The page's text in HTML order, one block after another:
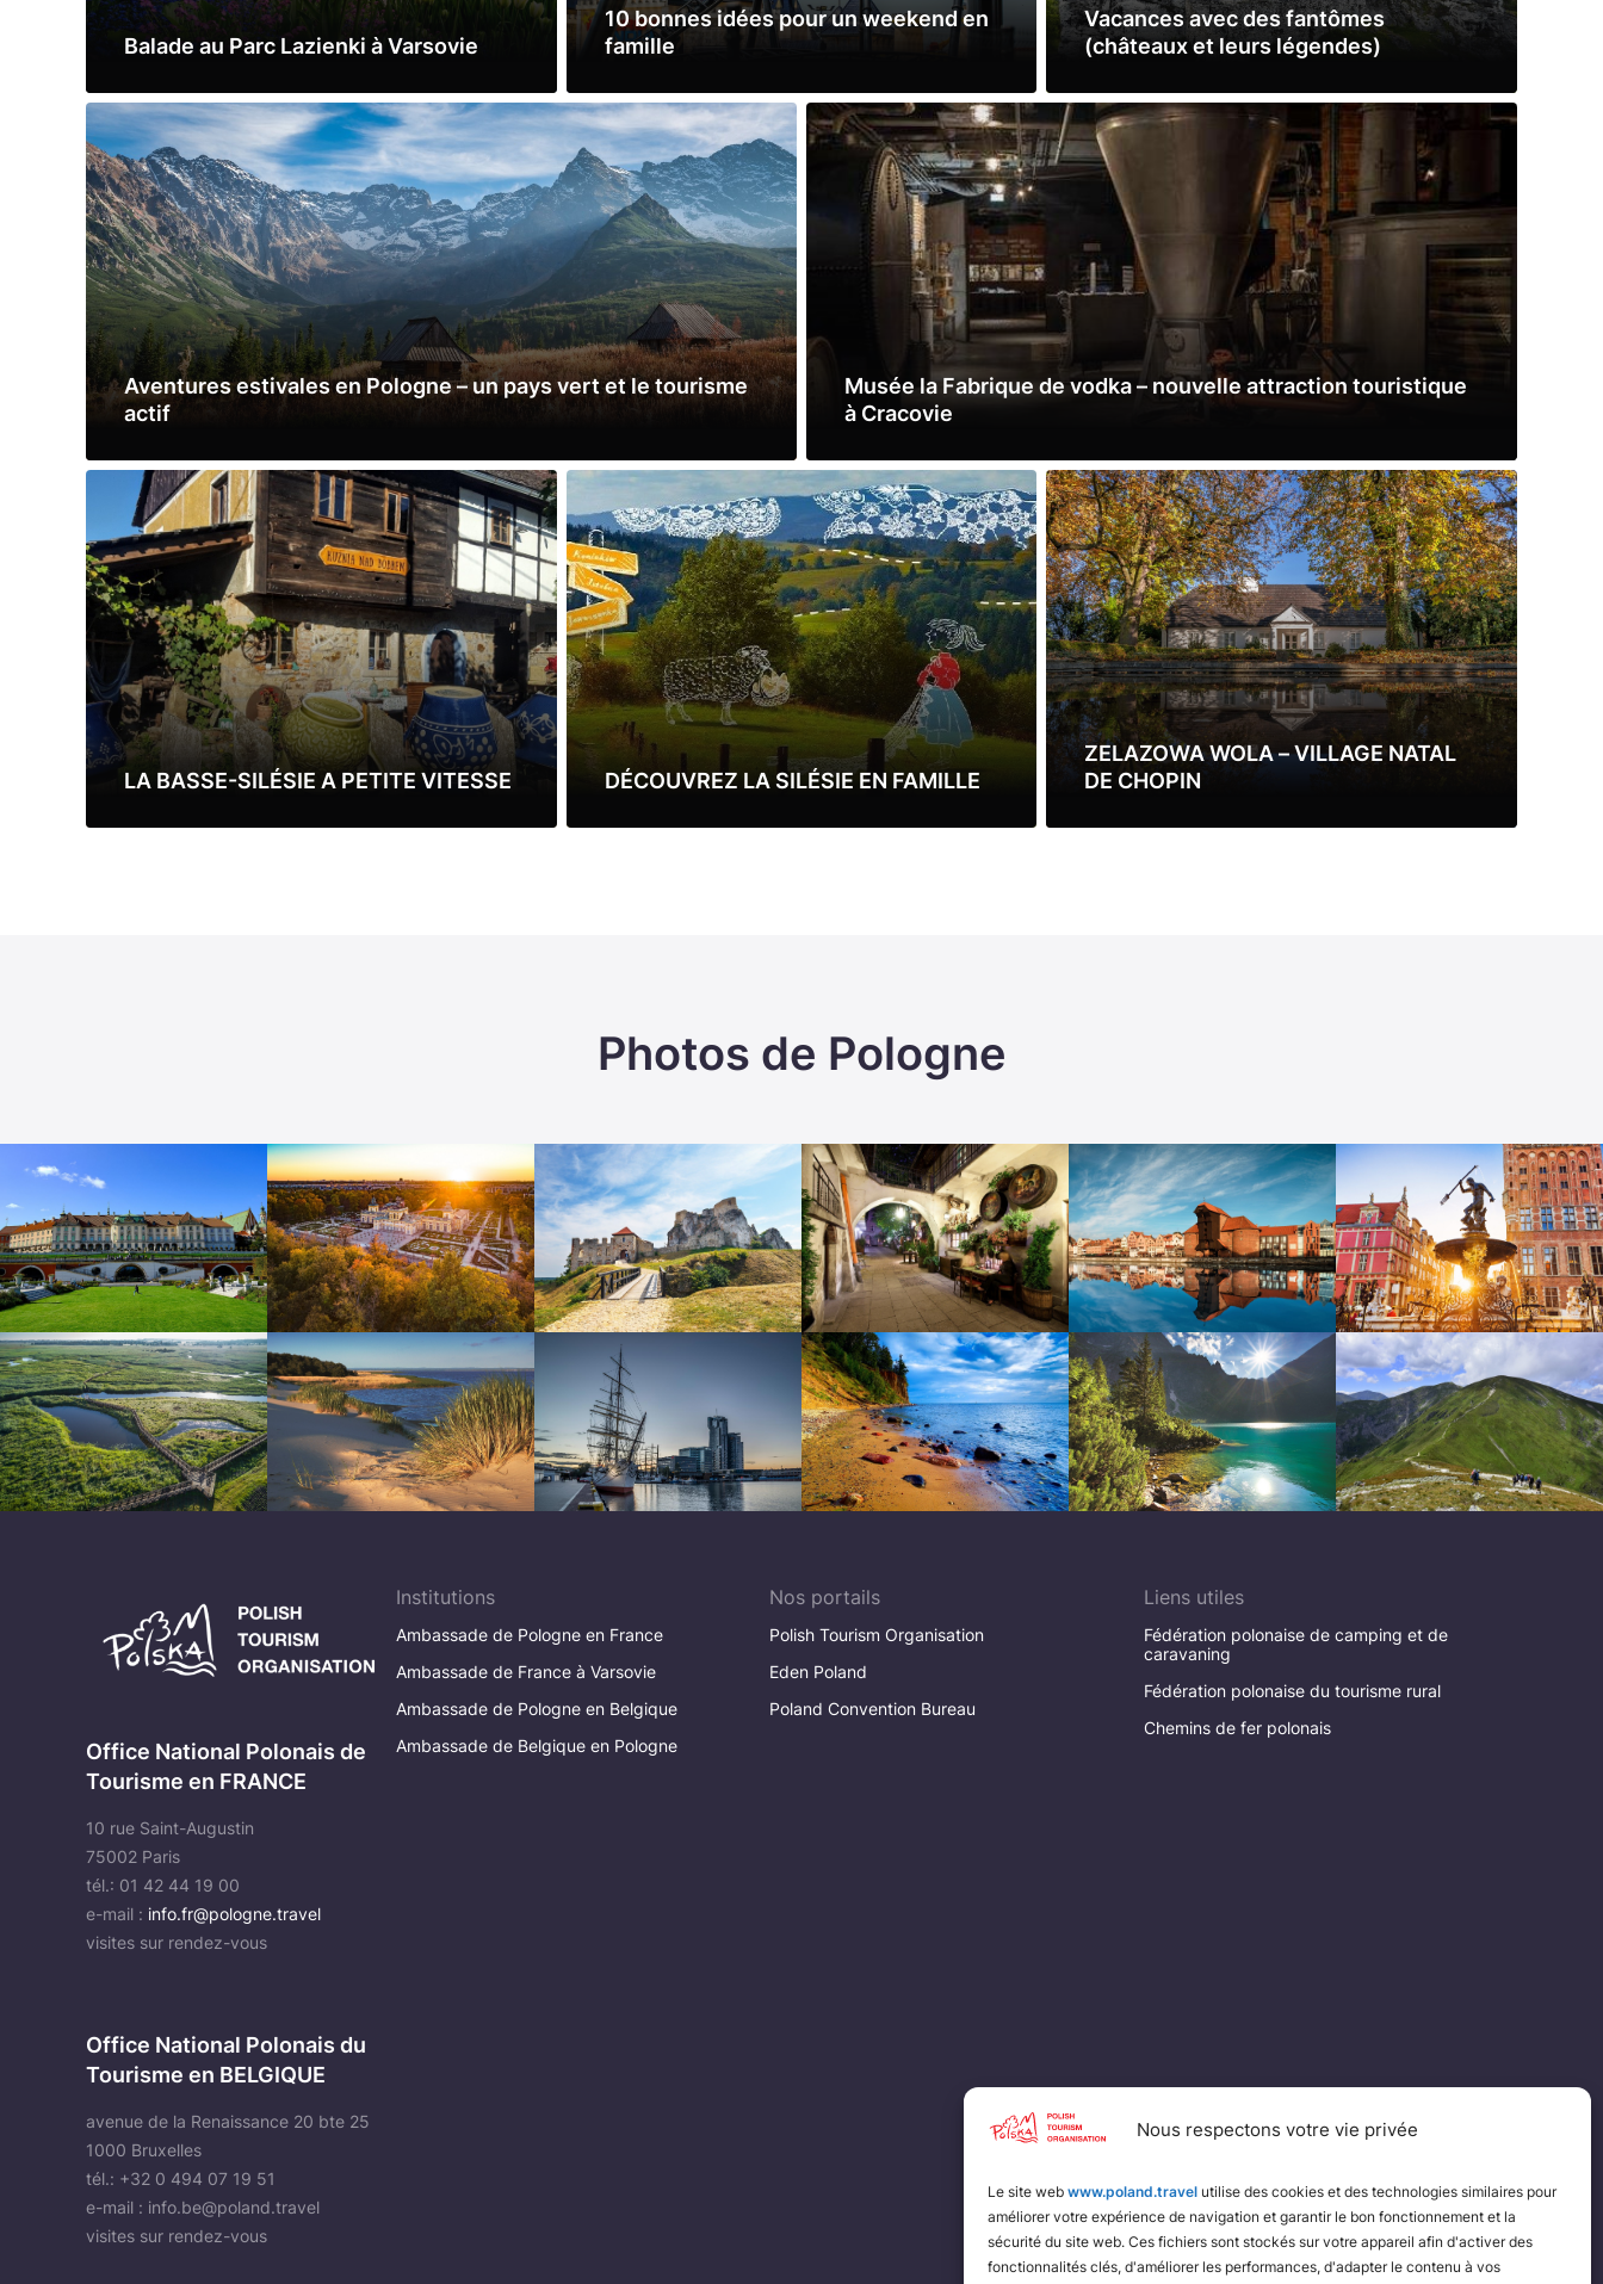
Nous respectons votre vie privée
Le site web www.poland.travel utilise des cookies et des technologies similaires pour
améliorer votre expérience de navigation et garantir le bon fonctionnement et la
sécurité du site web. Ces fichiers sont stockés sur votre appareil afin d'activer des
fonctionnalités clés, d'améliorer les performances, d'adapter le contenu à vos
Balade au Parc Lazienki à Varsovie
Lire la suite
10 bonnes idées pour un weekend en
famille
Lire la suite
Vacances avec des fantômes
(châteaux et leurs légendes)
Lire la suite
Aventures estivales en Pologne – un pays vert et le tourisme
actif
Lire la suite
Musée la Fabrique de vodka – nouvelle attraction touristique
à Cracovie
Lire la suite
LA BASSE-SILÉSIE A PETITE VITESSE
Lire la suite
DÉCOUVREZ LA SILÉSIE EN FAMILLE
Lire la suite
ZELAZOWA WOLA – VILLAGE NATAL
DE CHOPIN
Lire la suite
Photos de Pologne
Office National Polonais de
Tourisme en FRANCE
10 rue Saint-Augustin
75002 Paris
tél.: 01 42 44 19 00
e-mail : info.fr@pologne.travel
visites sur rendez-vous
Office National Polonais du
Tourisme en BELGIQUE
avenue de la Renaissance 20 bte 25
1000 Bruxelles
tél.: +32 0 494 07 19 51
e-mail : info.be@poland.travel
visites sur rendez-vous
Institutions
Ambassade de Pologne en France
Ambassade de France à Varsovie
Ambassade de Pologne en Belgique
Ambassade de Belgique en Pologne
Nos portails
Polish Tourism Organisation
Eden Poland
Poland Convention Bureau
Liens utiles
Fédération polonaise de camping et de
caravaning
Fédération polonaise du tourisme rural
Chemins de fer polonais